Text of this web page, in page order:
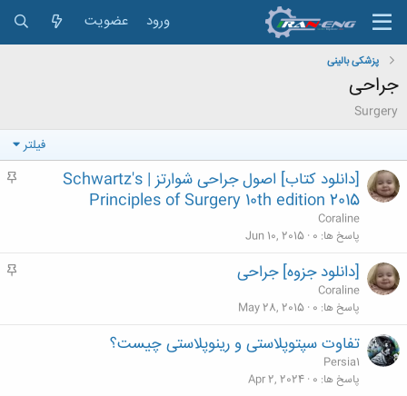
ورود عضویت
پزشکی بالینی
جراحی
Surgery
فیلتر
م
[دانلود کتاب] اصول جراحی شوارتز | Schwartz's
Principles of Surgery 10th edition 2015
Coraline
پاسخ ها 0
Jun 10, 2015
م
[دانلود جزوه] جراحی
Coraline
پاسخ ها 0
May 28, 2015
تفاوت سپتوپلاستی و رینوپلاستی چیست؟
Persia1
پاسخ ها 0
Apr 2, 2024